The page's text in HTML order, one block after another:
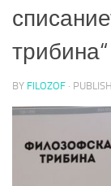
трибина“
BY FILOZOF ·